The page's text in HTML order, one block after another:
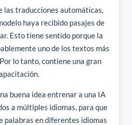
las traducciones automáticas,
haya recibido pasajes de
Esto tiene sentido porque la
uno de los textos más
lo tanto, contiene una gran
buena idea entrenar a una IA
a múltiples idiomas, para que
palabras en diferentes idiomas